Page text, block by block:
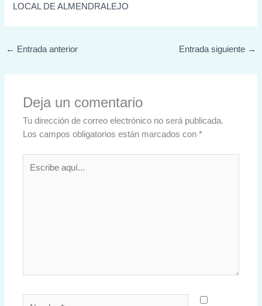
LOCAL DE ALMENDRALEJO
← Entrada anterior Entrada siguiente →
Deja un comentario
Tu dirección de correo electrónico no será publicada.
Los campos obligatorios están marcados con*
aquí...